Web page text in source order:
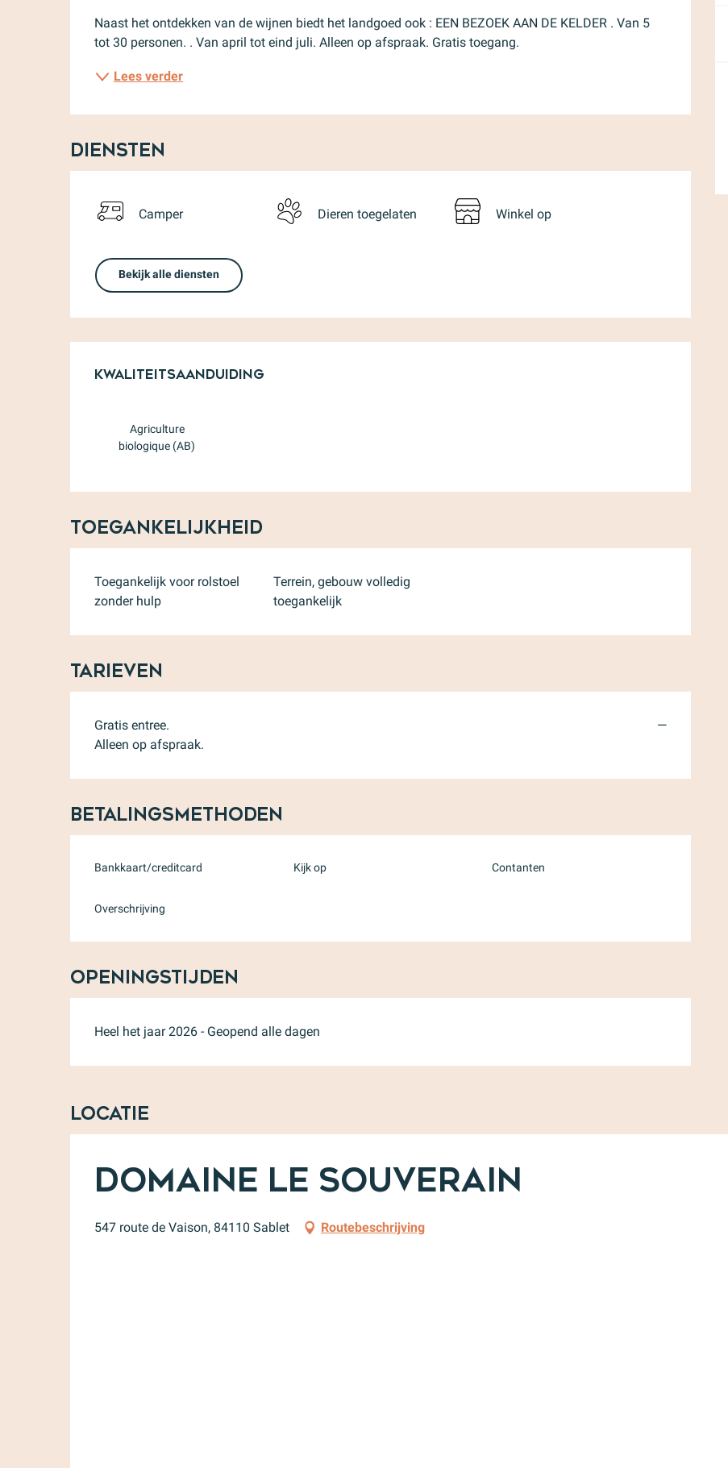
Naast het ontdekken van de wijnen biedt het landgoed ook : EEN BEZOEK AAN DE KELDER . Van 5
tot 30 personen. . Van april tot eind juli. Alleen op afspraak. Gratis toegang.
Lees verder
Diensten
Camper Dieren toegelaten Winkel op
Bekijk alle diensten
Dienstverlening
Kwaliteitsaanduiding
Kwaliteitsaanduiding
Agriculture
biologique (AB)
Toegankelijkheid
Toegankelijk voor rolstoel
zonder hulp
Terrein, gebouw volledig
toegankelijk
Tarieven
Gratis entree.
—
Alleen op afspraak.
Betalingsmethoden
Bankkaart/creditcard Kijk op Contanten
Overschrijving
Openingstijden
Heel het jaar 2026 - Geopend alle dagen
Locatie
Domaine le Souverain
547 route de Vaison, 84110 Sablet Routebeschrijving